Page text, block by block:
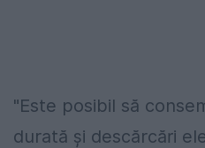
"Este posibil să
durată şi descărcări